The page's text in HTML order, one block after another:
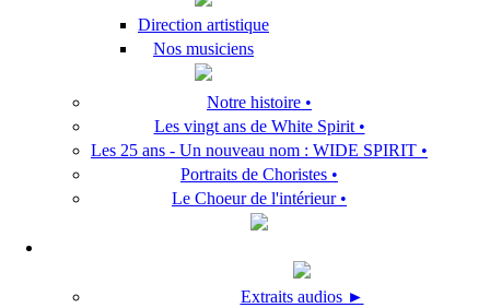
Direction artistique
Nos musiciens
Notre histoire •
Les vingt ans de White Spirit •
Les 25 ans - Un nouveau nom : WIDE SPIRIT •
Portraits de Choristes •
Le Choeur de l'intérieur •
Extraits audios ►